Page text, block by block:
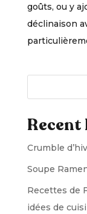
goûts, ou y
déclinaison
Recent
Crumble
Soupe
Recettes de
idées de